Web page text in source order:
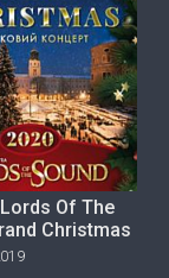
Of The
Christmas